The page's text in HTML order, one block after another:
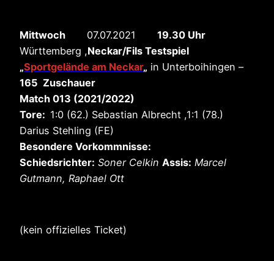
Mittwoch 07.07.2021 19.30 Uhr
Württemberg ,Neckar/Fils Testspiel
„Sportgelände am Neckar„ in Unterboihingen –
165 Zuschauer
Match 013 (2021/2022)
Tore: 1:0 (62.) Sebastian Albrecht ,1:1 (78.)
Darius Stehling (FE)
Besondere Vorkommnisse:
Schiedsrichter: Soner Celkin Assis: Marcel
Gutmann, Raphael Ott
(kein offizielles Ticket)